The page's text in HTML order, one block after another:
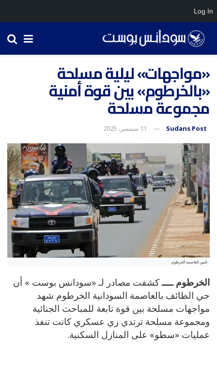
«مواجهات» ليلية مسلحة
«بالخرطوم» بين قوة أمنية
مجموعة مسلحة
Sudans Post 11 سبتمبر، 2025
تأمين العاصمة الخرطوم
الخرطوم ــــكشفت مصادر لـ «سودانس بوست » أن
حي الطائف بالعاصمة السودانية الخرطوم شهد
مواجهات مسلحة بين قوة تابعة للمباحث الجنائية
ومجموعة مسلحة ترتدي زي عسكري كانت تنفذ
عمليات «سطو» على المنازل السكنية.
Log In